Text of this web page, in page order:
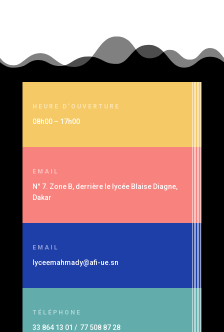
HEURE D’OUVERTURE
08h00 – 17h00
EMAIL
N° 7. Zone B, derrière le lycée Blaise Diagne,
Dakar
EMAIL
lyceemahmady@afi-ue.sn
TÉLÉPHONE
33 864 13 01 / 77 508 87 28